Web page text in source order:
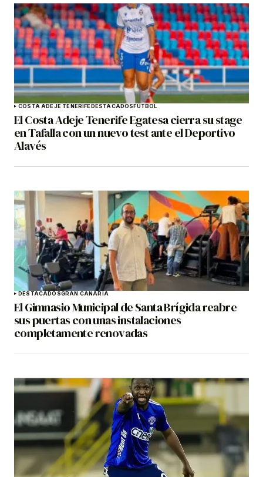
COSTA ADEJE TENERIFE DESTACADOS FÚTBOL
El Costa Adeje Tenerife Egatesa cierra su stage
en Tafalla con un nuevo test ante el Deportivo
Alavés
DESTACADOSGRAN CANARIA
El Gimnasio Municipal de Santa Brígida reabre
sus puertas con unas instalaciones
completamente renovadas